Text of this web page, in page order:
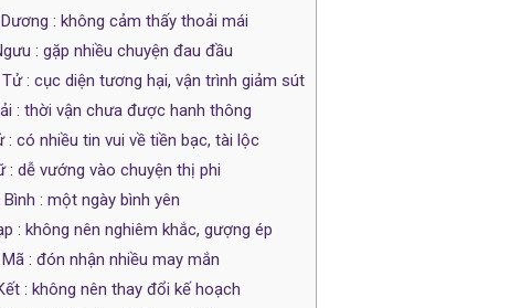
: không cảm thấy thoải mái
: gặp nhiều chuyện đau đầu
: cục diện tương hại, vận trình giảm sút
: thời vận chưa được hanh thông
: có nhiều tin vui về tiền bạc, tài lộc
: dễ vướng vào chuyện thị phi
Bình : một ngày bình yên
: không nên nghiêm khắc, gượng ép
: đón nhận nhiều may mắn
: không nên thay đổi kế hoạch